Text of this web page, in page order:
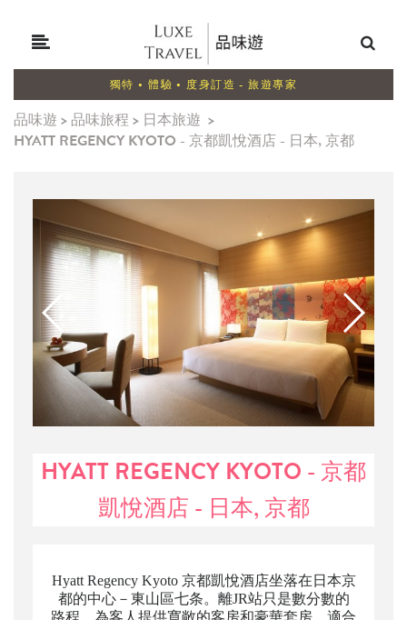
獨特 • 體驗 • 度身訂造 - 旅遊專家
品味遊 > 品味旅程 > 日本旅遊 >
HYATT REGENCY KYOTO - 京都凱悅酒店 - 日本, 京都
HYATT REGENCY KYOTO - 京都
凱悅酒店 - 日本, 京都
Hyatt Regency Kyoto 京都凱悅酒店坐落在日本京
都的中心－東山區七条。離JR站只是數分數的